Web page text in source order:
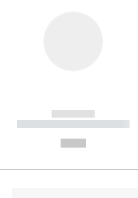
------------
----------- ----------- --------